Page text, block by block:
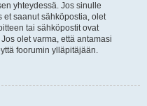
yhteydessä. Jos sinulle
et saanut sähköpostia, olet
tai sähköpostit ovat
olet varma, että antamasi
foorumin ylläpitäjään.